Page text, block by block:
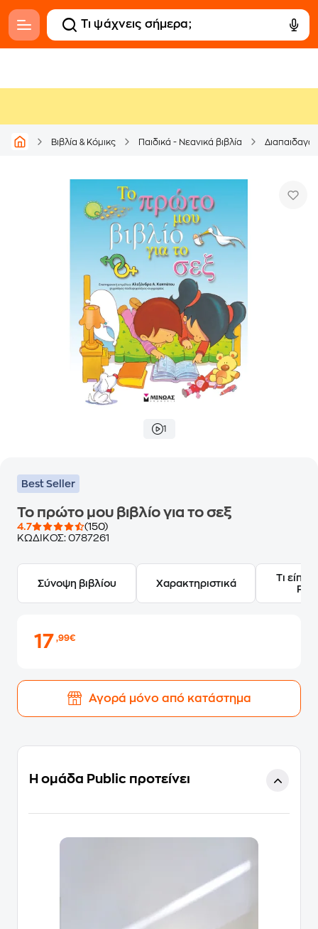
Βιβλία & Κόμικς Παιδικά - Νεανικά βιβλία
1
Best Seller
Το πρώτο μου βιβλίο για το σεξ
4.7
(150)
ΚΩΔΙΚΟΣ: 0787261
Σύνοψη βιβλίου Χαρακτηριστικά
Τι
17,99€
Αγορά μόνο από κατάστημα
Η ομάδα Public προτείνει